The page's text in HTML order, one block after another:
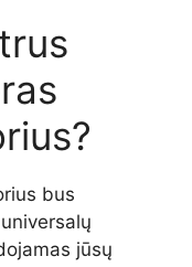
bus
jūsų